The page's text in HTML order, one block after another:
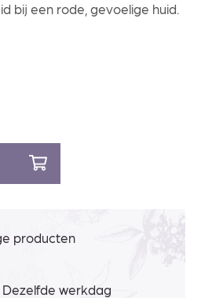
bij een rode, gevoelige huid.
producten
werkdag